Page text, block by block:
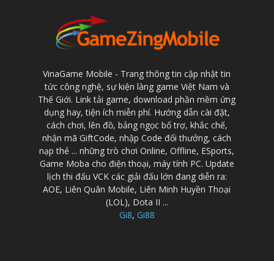
VinaGame Mobile - Trang thông tin cập nhật tin
tức công nghệ, sự kiện làng game Việt Nam và
Thế Giới. Link tải game, download phần mềm ứng
dụng hay, tiện ích miễn phí. Hướng dẫn cài đặt,
cách chơi, lên đồ, bảng ngọc bổ trợ, khắc chế,
nhận mã GiftCode, nhập Code đổi thưởng, cách
nạp thẻ ... những trò chơi Online, Offline, ESports,
Game Moba cho điện thoại, máy tính PC. Update
lịch thi đấu VCK các giải đấu lớn đang diễn ra:
AOE, Liên Quân Mobile, Liên Minh Huyền Thoại
(LOL), Dota II ...
Gi8, Gi88